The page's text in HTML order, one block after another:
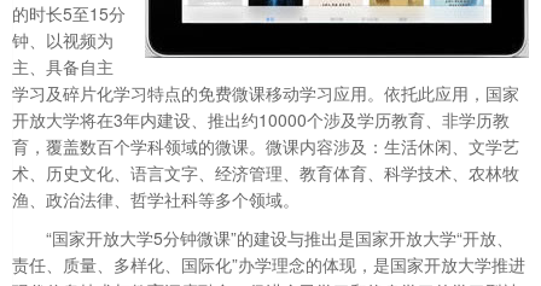
的时长5至15分
钟、以视频为
主、具备自主
学习及碎片化学习特点的免费微课移动学习应用。依托此应用，国家
开放大学将在3年内建设、推出约10000个涉及学历教育、非学历教
育，覆盖数百个学科领域的微课。微课内容涉及：生活休闲、文学艺
术、历史文化、语言文字、经济管理、教育体育、科学技术、农林牧
渔、政治法律、哲学社科等多个领域。
“国家开放大学5分钟微课”的建设与推出是国家开放大学“开放、
责任、质量、多样化、国际化”办学理念的体现，是国家开放大学推进